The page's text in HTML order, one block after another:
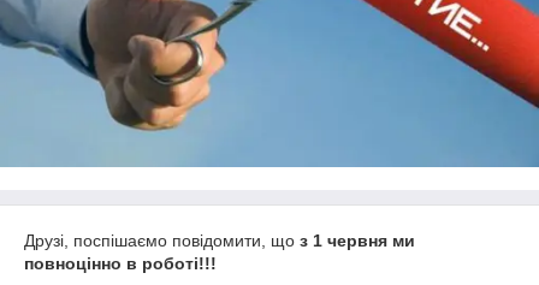
Друзі, поспішаємо повідомити, що з 1 червня ми
повноцінно в роботі!!!